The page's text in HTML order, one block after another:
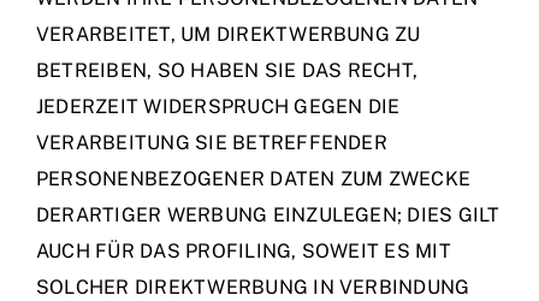
VERARBEITET, UM DIREKTWERBUNG ZU
BETREIBEN, SO HABEN SIE DAS RECHT,
JEDERZEIT WIDERSPRUCH GEGEN DIE
VERARBEITUNG SIE BETREFFENDER
PERSONENBEZOGENER DATEN ZUM ZWECKE
DERARTIGER WERBUNG EINZULEGEN; DIES GILT
AUCH FÜR DAS PROFILING, SOWEIT ES MIT
SOLCHER DIREKTWERBUNG IN VERBINDUNG